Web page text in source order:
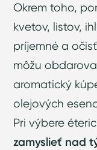
Okrem toho,
kvetov, listov,
príjemné a
môžu
aromatický
olejových
Pri výbere
zamyslieť nad